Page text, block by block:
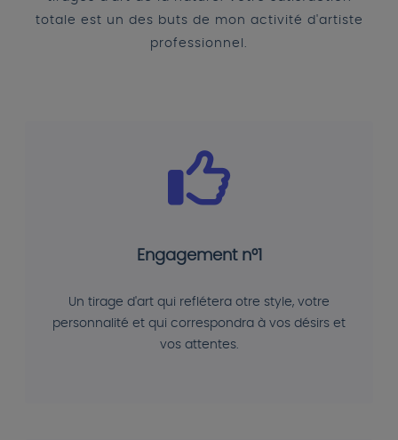
totale est un des buts de mon activité d'artiste
professionnel.
Engagement n°1
Un tirage d'art qui reflétera otre style, votre
personnalité et qui correspondra à vos désirs et
vos attentes.